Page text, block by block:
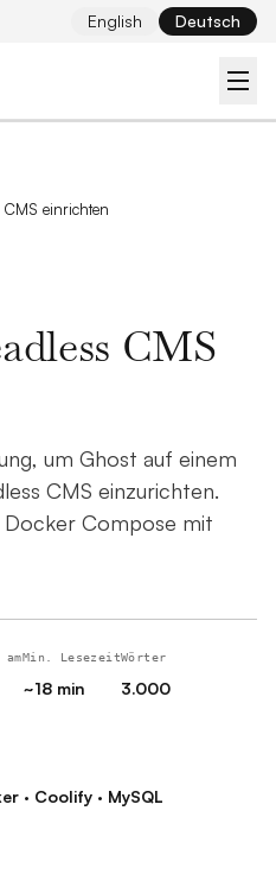
English Deutsch
CMS einrichten
CMS
um Ghost auf einem
CMS einzurichten.
Compose mit
Min. Lesezeit
~18 min
Wörter
3.000
· Coolify · MySQL